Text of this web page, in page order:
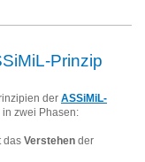
Prinzip
der ASSiMiL-
in zwei Phasen:
das Verstehen der